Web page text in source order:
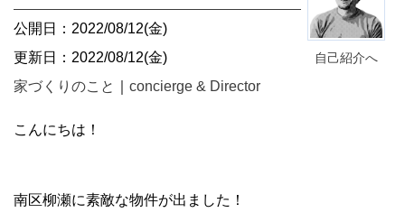
自己紹介へ
公開日：2022/08/12(金)
更新日：2022/08/12(金)
家づくりのこと
concierge & Director
こんにちは！
南区柳瀬に素敵な物件が出ました！